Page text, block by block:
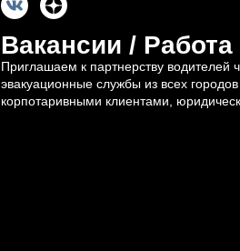
Вакансии / Работа
Приглашаем к партнерству водителей
эвакуационные службы из всех
корпотаривными клиентами,